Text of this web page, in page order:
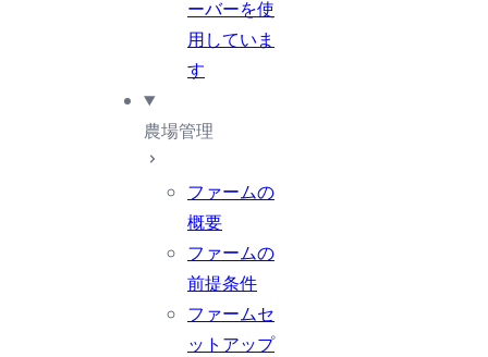
ーバーを使
用していま
す
農場管理
ファームの
概要
ファームの
前提条件
ファームセ
ットアップ